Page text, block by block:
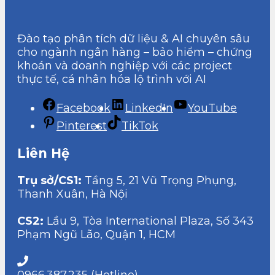
Đào tạo phân tích dữ liệu & AI chuyên sâu
cho ngành ngân hàng – bảo hiểm – chứng
khoán và doanh nghiệp với các project
thực tế, cá nhân hóa lộ trình với AI
Facebook LinkedIn
YouTube
Pinterest
TikTok
Liên Hệ
Trụ sở/CS1: Tầng 5, 21 Vũ Trọng Phụng,
Thanh Xuân, Hà Nội
CS2: Lầu 9, Tòa International Plaza, Số 343
Phạm Ngũ Lão, Quận 1, HCM